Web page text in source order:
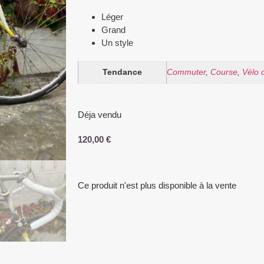
Léger
Grand
Un style
Tendance Commuter, Course Vélo
Déja vendu
120,00 €
Ce produit n'est plus disponible à la vente